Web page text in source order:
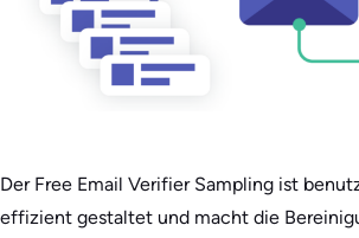
Der Free Email Verifier Sampling ist
effizient gestaltet und macht die